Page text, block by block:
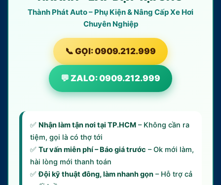
Thành Phát Auto – Phụ Kiện & Nâng Cấp Xe Hơi
Chuyên Nghiệp
📞 GỌI: 0909.212.999
💬 ZALO: 0909.212.999
✅ Nhận làm tận nơi tại TP.HCM – Không cần ra
tiệm, gọi là có thợ tới
✅ Tư vấn miễn phí – Báo giá trước – Ok mới làm,
hài lòng mới thanh toán
✅Đội kỹ thuật đông, làm nhanh gọn – Hỗ trợ cả